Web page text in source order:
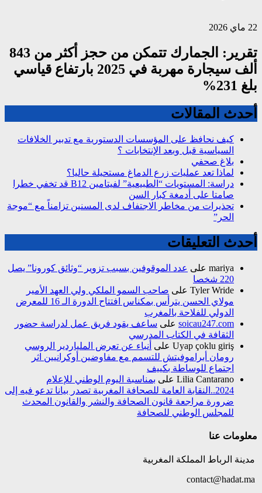
22 ماي 2026
تقرير: الجمارك تتمكن من حجز أكثر من 843
ألف سيجارة مهربة في 2025 بارتفاع قياسي
بلغ 231%
أحدث المقالات
كيف نحافظ على المؤسسات الدستورية مع تدبير الخلافات
السياسية قبل وبعد الإنتخابات ؟
بلاغ صحفي
لماذا تعد عمليات زرع الدماغ مستحيلة حاليا؟
دراسة: المستويات “الطبيعية” لفيتامين B12 قد تخفي خطرا
صامتا على أدمغة كبار السن
تحذيرات من مخاطر الاجتفاف لدى المسنين تزامناً مع “موجة
الحر”
أحدث التعليقات
mariya على عدد الموقوفين بسبب تزوير “وثائق كورونا” يصل
220 شخصا
Tyler Wride على صاحب السمو الملكي ولي العهد الأمير
مولاي الحسن يترأس بمكناس افتتاح الدورة الـ 16 للمعرض
الدولي للفلاحة بالمغرب
soicau247.com على ساعف يقود فريق عمل لدراسة حضور
الثقافة في الكتاب المدرسي
Uyap çoklu giriş على أنباء عن تعرض الملياردير الروسي
رومان أبراموفيتش للتسمم مع مفاوضين أوكرانيين اثر
اجتماع للوساطة بكييف
Lilia Cantarano على بمناسبة اليوم الوطني للإعلام
2024..النقابة العامة للصحافة المغربية تصدر بيانا تدعو فيه إلى
ضرورة مراجعة قانون الصحافة والنشر والقانون المحدث
للمجلس الوطني للصحافة
معلومات عنا
مدينة الرباط المملكة المغربية